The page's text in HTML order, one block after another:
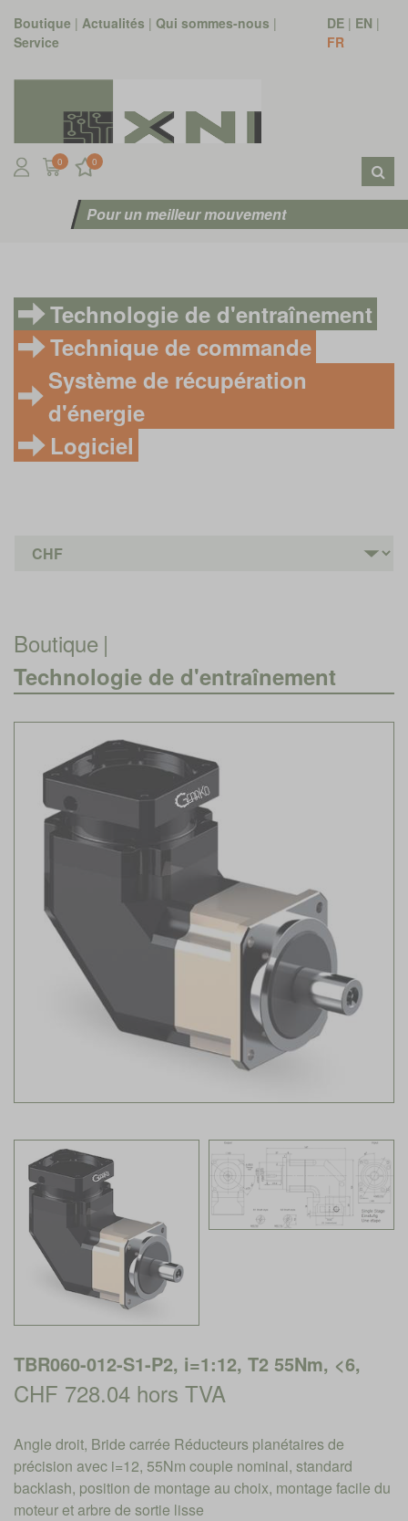
Boutique | Actualités | Qui sommes-nous |
Service
DE| EN |
FR
0 0
Pour un meilleur mouvement
Technologie de d'entraînement
Technique de commande
Système de récupération
d'énergie
Logiciel
Boutique |
Technologie de d'entraînement
TBR060-012-S1-P2, i=1:12, T2 55Nm, <6,
CHF 728.04 hors TVA
Angle droit, Bride carrée Réducteurs planétaires de
précision avec i=12, 55Nm couple nominal, standard
backlash, position de montage au choix, montage facile du
moteur et arbre de sortie lisse